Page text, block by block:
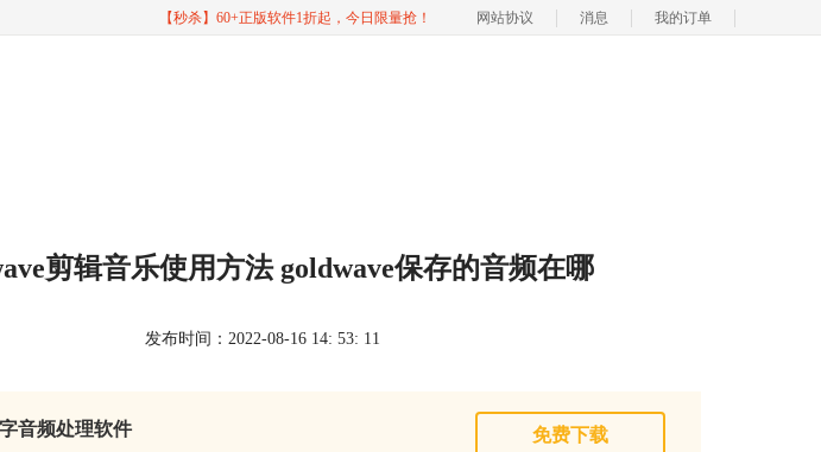
【秒杀】60+正版软件1折起，今日限量抢！ 网站协议 消息 我的订单
剪辑音乐使用方法 goldwave保存的音频在哪
发布时间：2022-08-16 14: 53: 11
音频处理软件 免费下载